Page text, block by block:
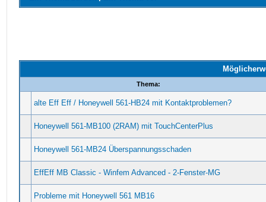
Thema:
alte Eff Eff / Honeywell 561-HB24 mit Kontaktproblemen?
Honeywell 561-MB100 (2RAM) mit TouchCenterPlus
Honeywell 561-MB24 Überspannungsschaden
EffEff MB Classic - Winfem Advanced - 2-Fenster-MG
Probleme mit Honeywell 561 MB16